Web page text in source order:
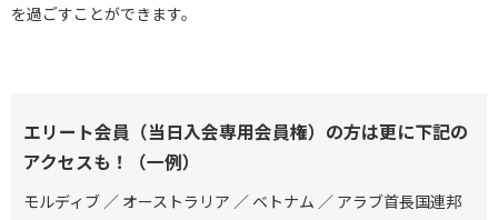
を過ごすことができます。
エリート会員（当日入会専用会員権）の方は更に下記の
アクセスも！（一例）
モルディブ ／ オーストラリア ／ ベトナム ／ アラブ首長国連邦